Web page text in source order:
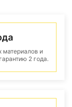
материалов и
2 года.